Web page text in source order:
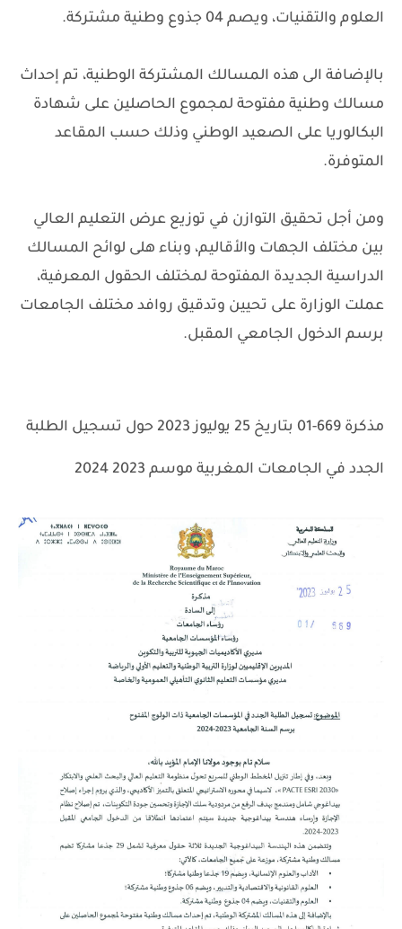
العلوم والتقنيات، ويصم 04 جذوع وطنية مشتركة.
بالإضافة الى هذه المسالك المشتركة الوطنية، تم إحداث
مسالك وطنية مفتوحة لمجموع الحاصلين على شهادة
البكالوريا على الصعيد الوطني وذلك حسب المقاعد
المتوفرة.
ومن أجل تحقيق التوازن في توزيع عرض التعليم العالي
بين مختلف الجهات والأقاليم، وبناء هلى لوائح المسالك
الدراسية الجديدة المفتوحة لمختلف الحقول المعرفية،
عملت الوزارة على تحيين وتدقيق روافد مختلف الجامعات
برسم الدخول الجامعي المقبل.
مذكرة 669-01 بتاريخ 25 يوليوز 2023 حول تسجيل الطلبة
الجدد في الجامعات المغربية موسم 2023 2024